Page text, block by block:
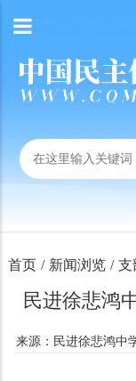
首页 / 新闻浏览 / 支
民进徐悲鸿
来源：民进徐悲鸿中